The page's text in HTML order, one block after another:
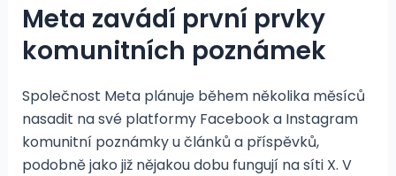
Meta zavádí první prvky
komunitních poznámek
Společnost Meta plánuje během několika měsíců
nasadit na své platformy Facebook a Instagram
komunitní poznámky u článků a příspěvků,
podobně jako již nějakou dobu fungují na síti X. V